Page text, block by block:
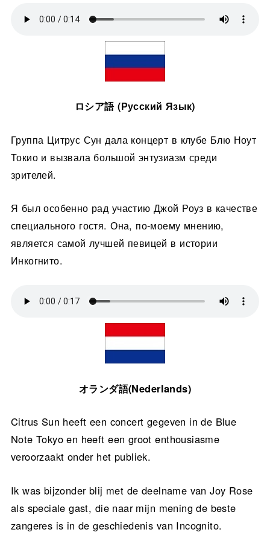
ロシア語 (Русский Язык)
Группа Цитрус Сун дала концерт в клубе Блю Ноут
Токио и вызвала большой энтузиазм среди
зрителей.
Я был особенно рад участию Джой Роуз в качестве
специального гостя. Она, по-моему мнению,
является самой лучшей певицей в истории
Инкогнито.
オランダ語(Nederlands)
Citrus Sun heeft een concert gegeven in de Blue
Note Tokyo en heeft een groot enthousiasme
veroorzaakt onder het publiek.
Ik was bijzonder blij met de deelname van Joy Rose
als speciale gast, die naar mijn mening de beste
zangeres is in de geschiedenis van Incognito.